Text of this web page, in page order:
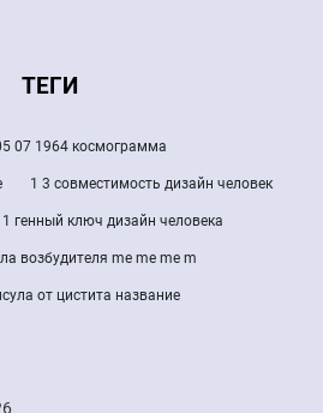
ТЕГИ
07 1964 космограмма
1 3 совместимость дизайн человек
1 генный ключ дизайн человека
возбудителя me me me m
от цистита название